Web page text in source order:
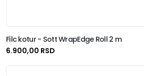
Filc kotur - Sott WrapEdge Roll 2 m
6.900,00 RSD